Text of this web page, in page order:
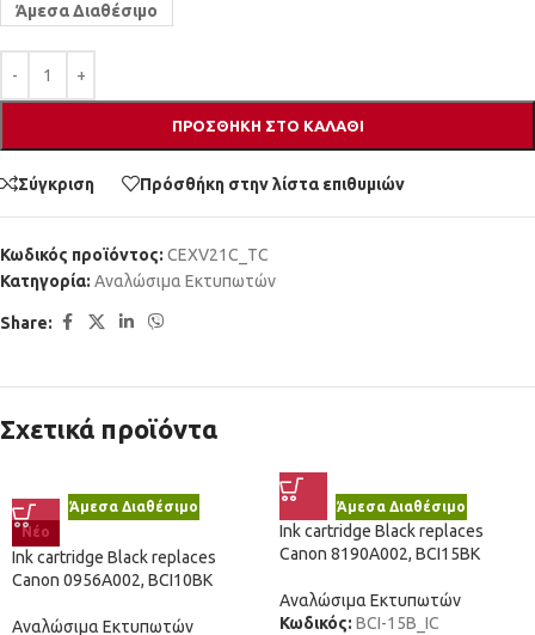
Άμεσα Διαθέσιμο
ΠΡΟΣΘΉΚΗ ΣΤΟ ΚΑΛΆΘΙ
Σύγκριση Πρόσθήκη στην λίστα επιθυμιών
Κωδικός προϊόντος: CEXV21C_TC
Κατηγορία: Αναλώσιμα Εκτυπωτών
Share:
Σχετικά προϊόντα
Άμεσα Διαθέσιμο
Νέο
Ink cartridge Black replaces
Canon 0956A002, BCI10BK
Αναλώσιμα Εκτυπωτών
Άμεσα Διαθέσιμο
Ink cartridge Black replaces
Canon 8190A002, BCI15BK
Αναλώσιμα Εκτυπωτών
Κωδικός: BCI-15B_IC